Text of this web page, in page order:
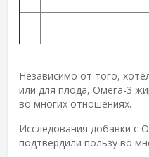
Независимо от того,
или для плода, Омега-3
во многих отношениях.
Исследования добавки с
подтвердили пользу во